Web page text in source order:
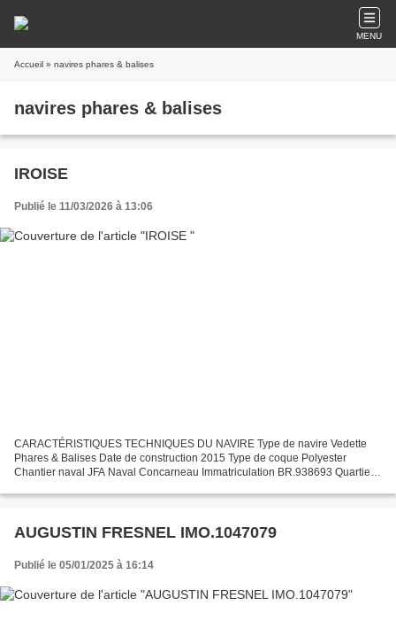
MENU
Accueil » navires phares & balises
navires phares & balises
IROISE
Publié le 11/03/2026 à 13:06
CARACTÉRISTIQUES TECHNIQUES DU NAVIRE Type de navire Vedette
Phares & Balises Date de construction 2015 Type de coque Polyester
Chantier naval JFA Naval Concarneau Immatriculation BR.938693 Quartier
AUGUSTIN FRESNEL IMO.1047079
Publié le 05/01/2025 à 16:14